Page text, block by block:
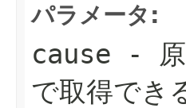
パラメータ:
cause - 原
で取得でき